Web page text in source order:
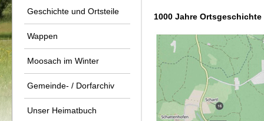
Geschichte und Ortsteile
Wappen
Moosach im Winter
Gemeinde- / Dorfarchiv
Unser Heimatbuch
1000 Jahre